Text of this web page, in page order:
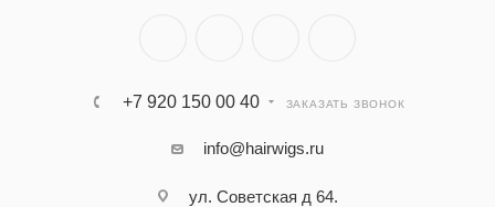
+7 920 150 00 40 ЗАКАЗАТЬ ЗВОНОК
info@hairwigs.ru
ул. Советская д 64.